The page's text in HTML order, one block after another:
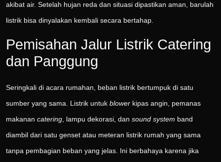
akibat air. Setelah hujan reda dan situasi dipastikan aman, barulah
listrik bisa dinyalakan kembali secara bertahap.
Pemisahan Jalur Listrik Catering
dan Panggung
Seringkali di acara rumahan, beban listrik bertumpuk di satu
sumber yang sama. Listrik untuk blower kipas angin, pemanas
makanan catering , lampu dekorasi, dan sound system band
diambil dari satu genset atau meteran listrik rumah yang sama
tanpa pembagian beban yang jelas. Ini berbahaya karena jika